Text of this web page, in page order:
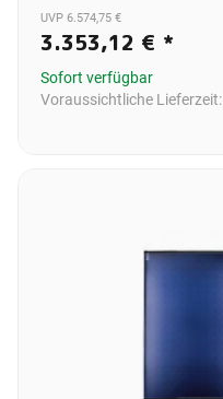
UVP 6.574,75 €
3.353,12 € *
Sofort verfügbar
Voraussichtliche Lieferzeit: